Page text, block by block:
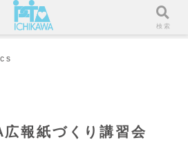
報紙づくり講習会
検索